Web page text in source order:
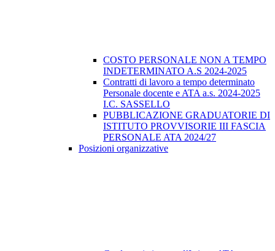
COSTO PERSONALE NON A TEMPO
INDETERMINATO A.S 2024-2025
Contratti di lavoro a tempo determinato
Personale docente e ATA a.s. 2024-2025
I.C. SASSELLO
PUBBLICAZIONE GRADUATORIE DI
ISTITUTO PROVVISORIE III FASCIA
PERSONALE ATA 2024/27
Posizioni organizzative